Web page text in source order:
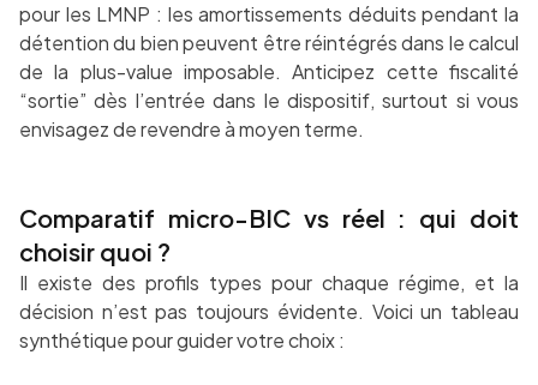
pour les LMNP : les amortissements déduits pendant la
détention du bien peuvent être réintégrés dans le calcul
de la plus-value imposable. Anticipez cette fiscalité
“sortie” dès l’entrée dans le dispositif, surtout si vous
envisagez de revendre à moyen terme.
Comparatif micro-BIC vs réel : qui doit
choisir quoi ?
Il existe des profils types pour chaque régime, et la
décision n’est pas toujours évidente. Voici un tableau
synthétique pour guider votre choix :